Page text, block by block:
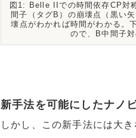
図1: Belle IIでの時間依存CP対
間子（タグB）の崩壊点（黒い
壊点がわかれば時間がわかる。
ので、B中間子
新手法を可能にしたナノ
しかし、この新手法には大